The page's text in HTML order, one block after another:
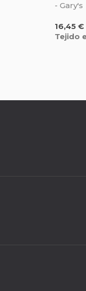
- Gary's
Precio
16,45 €
Tejido